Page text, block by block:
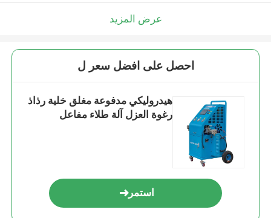
عرض المزيد
احصل على افضل سعر ل
هيدروليكي مدفوعة مغلق خلية رذاذ
رغوة العزل آلة طلاء مفاعل
استمر